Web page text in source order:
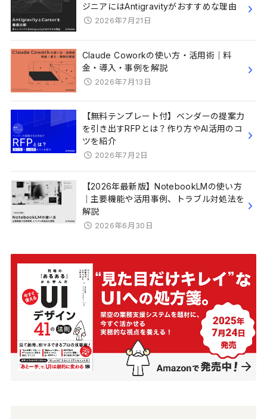
ジニアにはAntigravityがおすすめな理由
2026年7月21日
Claude Coworkの使い方・活用術｜料
金・導入・事例を解説
2026年7月13日
【無料テンプレート付】ベンダーの提案力
を引き出すRFPとは？作り方やAI活用のコ
ツを紹介
2026年7月2日
【2026年最新版】NotebookLMの使い方
｜主要機能や活用事例、トラブル対処法を
解説
2026年6月30日